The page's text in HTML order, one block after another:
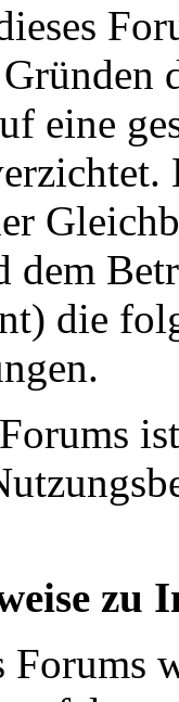
eine
dem
die
zu
Forums